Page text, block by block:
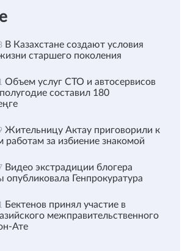
В Казахстане создают условия
старшего поколения
Объем услуг СТО и автосервисов
составил 180
Жительницу Актау приговорили к
за избиение знакомой
Видео экстрадиции блогера
опубликовала Генпрокуратура
Бектенов принял участие в
межправительственного
Ате